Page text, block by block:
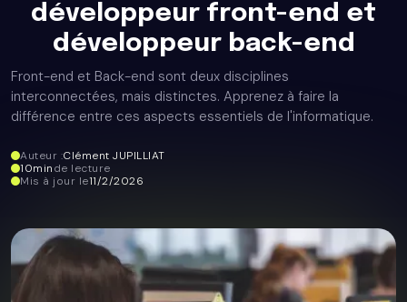
développeur front-end et
développeur back-end
Front-end et Back-end sont deux disciplines
interconnectées, mais distinctes. Apprenez à faire la
différence entre ces aspects essentiels de l'informatique.
Auteur :Clément JUPILLIAT
10minde lecture
Mis à jour le11/2/2026